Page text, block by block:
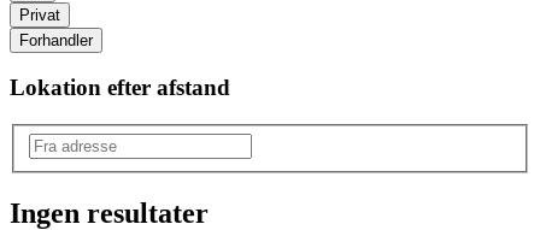
Privat
Forhandler
Lokation efter afstand
Ingen resultater